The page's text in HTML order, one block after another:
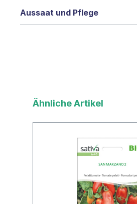
Aussaat und Pflege
Produktgalerie überspringen
Ähnliche Artikel